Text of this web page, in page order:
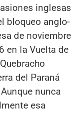
inglesas
bloqueo anglo-
de noviembre
en la Vuelta de
del Paraná
nunca
esa